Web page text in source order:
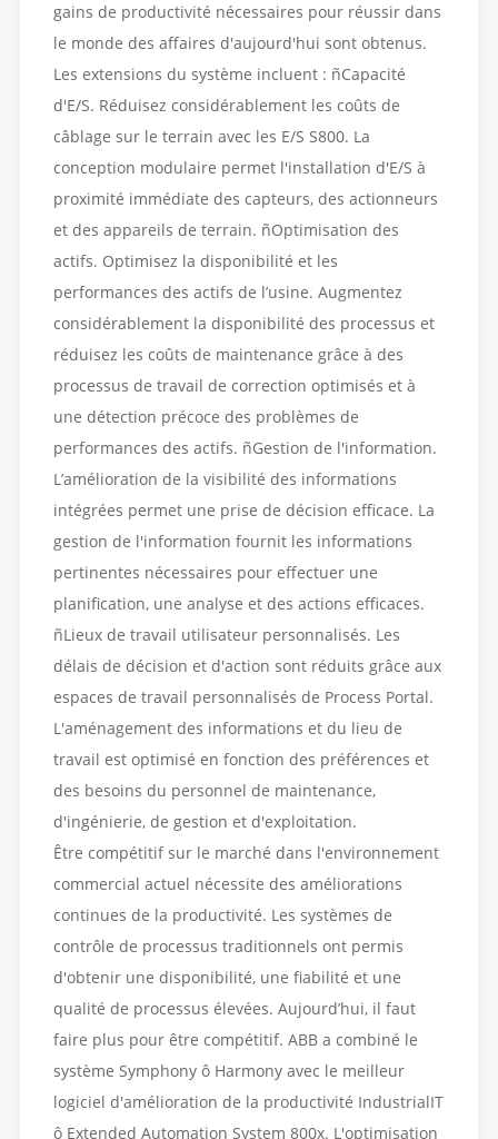
gains de productivité nécessaires pour réussir dans
le monde des affaires d'aujourd'hui sont obtenus.
Les extensions du système incluent : ñCapacité
d'E/S. Réduisez considérablement les coûts de
câblage sur le terrain avec les E/S S800. La
conception modulaire permet l'installation d'E/S à
proximité immédiate des capteurs, des actionneurs
et des appareils de terrain. ñOptimisation des
actifs. Optimisez la disponibilité et les
performances des actifs de l’usine. Augmentez
considérablement la disponibilité des processus et
réduisez les coûts de maintenance grâce à des
processus de travail de correction optimisés et à
une détection précoce des problèmes de
performances des actifs. ñGestion de l'information.
L’amélioration de la visibilité des informations
intégrées permet une prise de décision efficace. La
gestion de l'information fournit les informations
pertinentes nécessaires pour effectuer une
planification, une analyse et des actions efficaces.
ñLieux de travail utilisateur personnalisés. Les
délais de décision et d'action sont réduits grâce aux
espaces de travail personnalisés de Process Portal.
L'aménagement des informations et du lieu de
travail est optimisé en fonction des préférences et
des besoins du personnel de maintenance,
d'ingénierie, de gestion et d'exploitation.
Être compétitif sur le marché dans l'environnement
commercial actuel nécessite des améliorations
continues de la productivité. Les systèmes de
contrôle de processus traditionnels ont permis
d'obtenir une disponibilité, une fiabilité et une
qualité de processus élevées. Aujourd’hui, il faut
faire plus pour être compétitif. ABB a combiné le
système Symphony ô Harmony avec le meilleur
logiciel d'amélioration de la productivité IndustrialIT
ô Extended Automation System 800x. L'optimisation